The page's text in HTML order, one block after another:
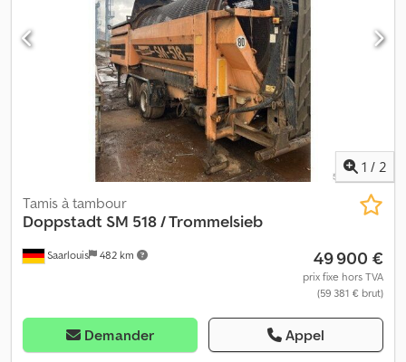
1 / 2
Saarlouis 482 km
Tamis à tambour
Doppstadt SM 518 / Trommelsieb
49 900 €
prix fixe hors TVA
(59 381 € brut)
Demander Appel